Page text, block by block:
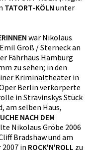
TATORT-KÖLN unter
war Nikolaus
Groß / Sterneck an
Fährhaus Hamburg
zu sehen; in den
Kriminaltheater in
Berlin verkörperte
in Stravinskys Stück
am selben Haus,
NACH DEM
Nikolaus Gröbe 2006
Bradshaw und am
in ROCK'N'ROLL zu